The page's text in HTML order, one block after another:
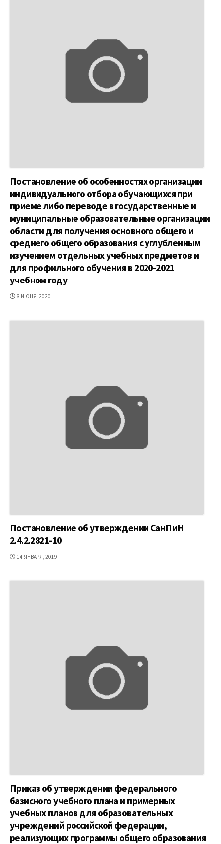
Постановление об особенностях организации
индивидуального отбора обучающихся при
приеме либо переводе в государственные и
муниципальные образовательные организации
области для получения основного общего и
среднего общего образования с углубленным
изучением отдельных учебных предметов и
для профильного обучения в 2020-2021
учебном году
ДАТА
8 ИЮНЯ, 2020
Постановление об утверждении СанПиН
2.4.2.2821-10
ДАТА
14 ЯНВАРЯ, 2019
Приказ об утверждении федерального
базисного учебного плана и примерных
учебных планов для образовательных
учреждений российской федерации,
реализующих программы общего образования